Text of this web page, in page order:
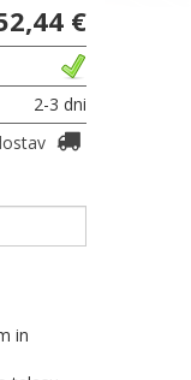
€
2-3 dni
in